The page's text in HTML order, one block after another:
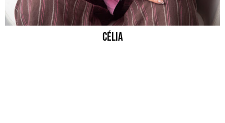
Célia